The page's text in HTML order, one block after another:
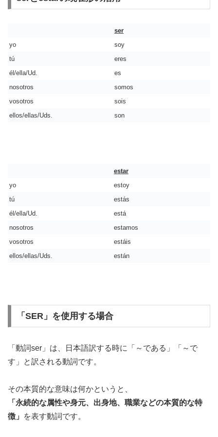
ser
yo
soy
tú
eres
él/ella/Ud.
es
nosotros
somos
vosotros
sois
ellos/ellas/Uds.
son
estar
yo
estoy
tú
estás
él/ella/Ud.
está
nosotros
estamos
vosotros
estáis
ellos/ellas/Uds.
están
「SER」を使用する場合
「動詞ser」は、日本語訳する時に「～である」「～で
す」と訳される動詞です。
その本質的な意味は何かというと、
「永続的な属性や身元、出身地、職業などの本質的な特
徴」
を表す動詞です。